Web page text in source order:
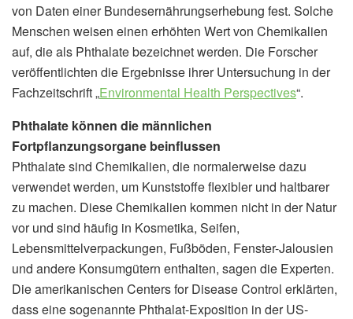
von Daten einer Bundesernährungserhebung fest. Solche
Menschen weisen einen erhöhten Wert von Chemikalien
auf, die als Phthalate bezeichnet werden. Die Forscher
veröffentlichten die Ergebnisse ihrer Untersuchung in der
Fachzeitschrift „Environmental Health Perspectives“.
Phthalate können die männlichen
Fortpflanzungsorgane beinflussen
Phthalate sind Chemikalien, die normalerweise dazu
verwendet werden, um Kunststoffe flexibler und haltbarer
zu machen. Diese Chemikalien kommen nicht in der Natur
vor und sind häufig in Kosmetika, Seifen,
Lebensmittelverpackungen, Fußböden, Fenster-Jalousien
und andere Konsumgütern enthalten, sagen die Experten.
Die amerikanischen Centers for Disease Control erklärten,
dass eine sogenannte Phthalat-Exposition in der US-